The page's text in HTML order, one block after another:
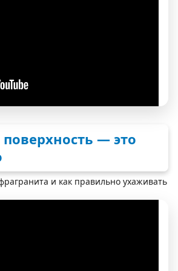
поверхность — это
и как правильно ухаживать